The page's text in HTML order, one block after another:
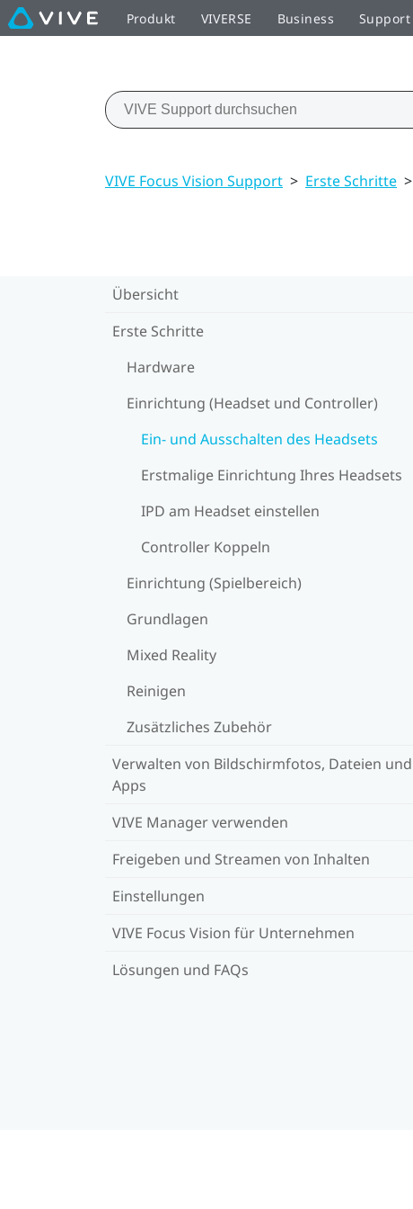
Produkt VIVERSE Business Support
VIVE Focus Vision Support > Erste Schritte >
Übersicht
Erste Schritte
Hardware
Einrichtung (Headset und Controller)
Ein- und Ausschalten des Headsets
Erstmalige Einrichtung Ihres Headsets
IPD am Headset einstellen
Controller Koppeln
Einrichtung (Spielbereich)
Grundlagen
Mixed Reality
Reinigen
Zusätzliches Zubehör
Verwalten von Bildschirmfotos, Dateien und
Apps
VIVE Manager verwenden
Freigeben und Streamen von Inhalten
Einstellungen
VIVE Focus Vision für Unternehmen
Lösungen und FAQs